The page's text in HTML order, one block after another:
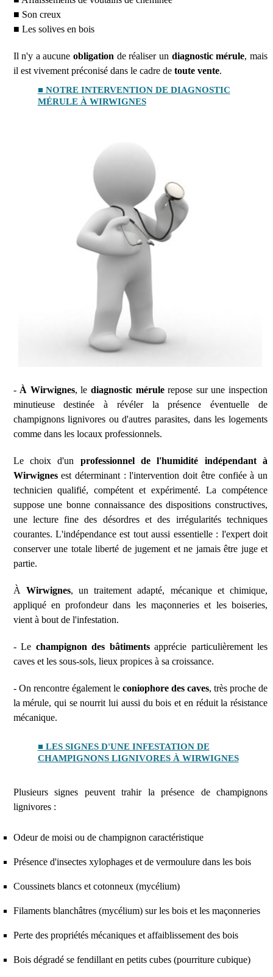
■ Son creux
■ Les solives en bois
Il n'y a aucuneobligation de réaliser un diagnostic mérule, mais
il est vivement préconisé dans le cadre de toute vente.
■ NOTRE INTERVENTION DE DIAGNOSTIC
MÉRULE À WIRWIGNES
- À Wirwignes, le diagnostic mérulerepose sur une inspection
minutieuse destinée à révéler la présence éventuelle de
champignons lignivores ou d'autres parasites, dans les logements
comme dans les locaux professionnels.
Le choix d'un professionnel de l'humidité indépendant à
Wirwignesest déterminant : l'intervention doit être confiée à un
technicien qualifié, compétent et expérimenté. La compétence
suppose une bonne connaissance des dispositions constructives,
une lecture fine des désordres et des irrégularités techniques
courantes. L'indépendance est tout aussi essentielle : l'expert doit
conserver une totale liberté de jugement et ne jamais être juge et
partie.
À Wirwignes, un traitement adapté, mécanique et chimique,
appliqué en profondeur dans les maçonneries et les boiseries,
vient à bout de l'infestation.
- Le champignon des bâtimentsapprécie particulièrement les
caves et les sous-sols, lieux propices à sa croissance.
- On rencontre également le coniophore des caves, très proche de
la mérule, qui se nourrit lui aussi du bois et en réduit la résistance
mécanique.
■ LES SIGNES D'UNE INFESTATION DE
CHAMPIGNONS LIGNIVORES À WIRWIGNES
Plusieurs signes peuvent trahir la présence de champignons
lignivores :
Odeur de moisi ou de champignon caractéristique
Présence d'insectes xylophages et de vermoulure dans les bois
Coussinets blancs et cotonneux (mycélium)
Filaments blanchâtres (mycélium) sur les bois et les maçonneries
Perte des propriétés mécaniques et affaiblissement des bois
Bois dégradé se fendillant en petits cubes (pourriture cubique)